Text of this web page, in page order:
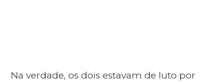
Na verdade, os dois estavam de luto por